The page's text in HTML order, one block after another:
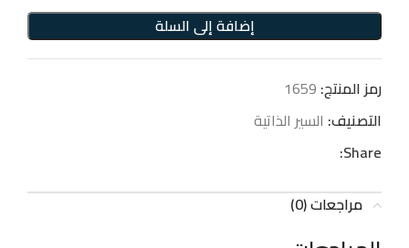
إضافة إلى السلة
رمز المنتج: 1659
التصنيف: السير الذاتية
Share:
مراجعات (0)